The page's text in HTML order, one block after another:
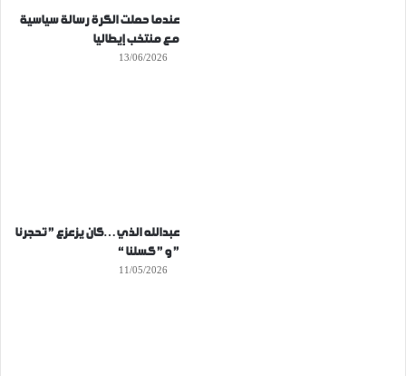
عندما حملت الكرة رسالة سياسية
مع منتخب إيطاليا
13/06/2026
عبدالله الذي…كان يزعزع ” تحجرنا
” و ” كسلنا “
11/05/2026